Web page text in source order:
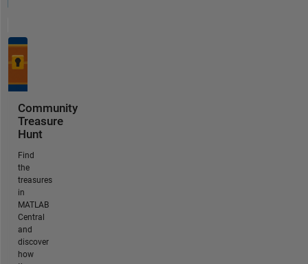
Community
Treasure
Hunt
Find
the
treasures
in
MATLAB
Central
and
discover
how